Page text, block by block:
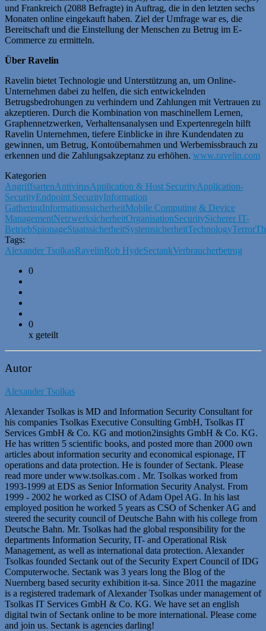
und Frankreich (2088 Befragte) in Auftrag, die in den letzten sechs
Monaten online eingekauft haben. Ziel der Umfrage war es, die
Bereitschaft und die Einstellung der Menschen zu Betrug im E-
Commerce zu ermitteln.
Über Ravelin
Ravelin bietet Technologie und Unterstützung an, um Online-
Unternehmen dabei zu helfen, die sich entwickelnden
Betrugsbedrohungen zu verhindern und Zahlungen mit Vertrauen zu
akzeptieren. Durch die Kombination von maschinellem Lernen,
Graphennetzwerken, Verhaltensanalysen und Expertenregeln hilft
Ravelin Unternehmen, tiefere Einblicke in ihre Kundendaten zu
gewinnen, um Betrug, Kontoübernahmen und Werbemissbrauch zu
erkennen und die Zahlungsakzeptanz zu erhöhen. www.ravelin.com
Kategorien
AngriffsartenAntivirusApplication & Host SecurityApplication-
SecurityEndpoint SecurityInformation
GatheringInformationssicherheitMobile Computing & Device
ManagementNetzwerksicherheitOrganisationSecuritySicherer IT-
BetriebSpionageStaatssicherheitSystemsicherheitTechnologyTerror
Tags:
Alexander TsolkasRavelinRob HydeSectankVerbraucherbetrug
0
0
x geteilt
Autor
Alexander Tsolkas
Alexander Tsolkas is MD and Information Security Consultant for
his companies Tsolkas Executive Consulting GmbH, Tsolkas IT
Services GmbH & Co. KG and motion2insights GmbH & Co. KG.
He has written 5 scientific books, and posted more than 2000 own
articles about information security and economical espionage, IT
operations and data protection. He is founder of Sectank. Please
read more under www.tsolkas.com . Mr. Tsolkas worked from
1993-1999 at EDS as Senior Information Security Analyst. From
1999 - 2002 he worked as CISO of Adam Opel AG. In his last
employed position he worked 5 years as CSO of Schenker AG and
steered the security council of Deutsche Bahn with his college from
Deutsche Bahn. Mr. Tsolkas had the global responsibility for the
departments Information Security, IT- and Operational Risk
Management, as well as international data protection. Alexander
Tsolkas founded Sectank out of the Security Expert Council of IDG
Computerwoche. Sectank was 3 years long the Blog of the
Nuernberg based security exhibition it-sa. Since 2011 the magazine
is a registered trademark of Alexander Tsolkas under management of
Tsolkas IT Services GmbH & Co. KG. We have set an english
digital twin of Sectank online to be more international. Please come
and join us. Sectank is agencies darling!